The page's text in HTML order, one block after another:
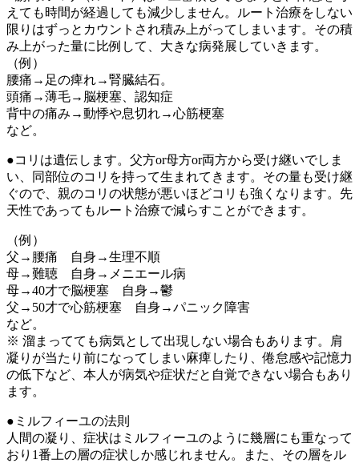
えても時間が経過しても減少しません。ルート治療をしない
限りはずっとカウントされ積み上がってしまいます。その積
み上がった量に比例して、大きな病発展していきます。
（例）
腰痛→足の痺れ→腎臓結石。
頭痛→薄毛→脳梗塞、認知症
背中の痛み→動悸や息切れ→心筋梗塞
など。
●コリは遺伝します。父方or母方or両方から受け継いでしま
い、同部位のコリを持って生まれてきます。その量も受け継
ぐので、親のコリの状態が悪いほどコリも強くなります。先
天性であってもルート治療で減らすことができます。
（例）
父→腰痛 自身→生理不順
母→難聴 自身→メニエール病
母→40才で脳梗塞 自身→鬱
父→50才で心筋梗塞 自身→パニック障害
など。
※ 溜まってても病気として出現しない場合もあります。肩
凝りが当たり前になってしまい麻痺したり、倦怠感や記憶力
の低下など、本人が病気や症状だと自覚できない場合もあり
ます。
●ミルフィーユの法則
人間の凝り、症状はミルフィーユのように幾層にも重なって
おり1番上の層の症状しか感じれません。また、その層をル